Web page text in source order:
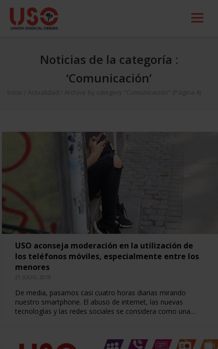
Noticias de la categoría :
‘Comunicación’
Inicio Actualidad Archive by category "Comunicación" (Página 4)
USO aconseja moderación en la utilización de
los teléfonos móviles, especialmente entre los
menores
21 JULIO, 2019
De media, pasamos casi cuatro horas diarias mirando
nuestro smartphone. El abuso de internet, las nuevas
tecnologías y las redes sociales se considera como una…